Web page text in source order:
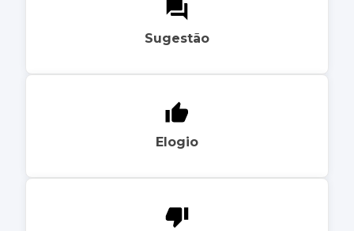
Sugestão
Elogio